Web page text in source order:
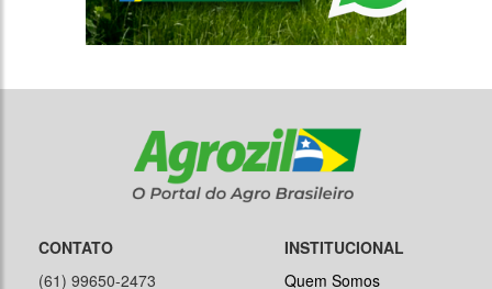
(61) 99650-2473
agrozilbr@gmail.com
Quem Somos
Anuncie